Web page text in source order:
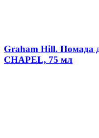
Graham Hill. Помада
CHAPEL, 75 мл